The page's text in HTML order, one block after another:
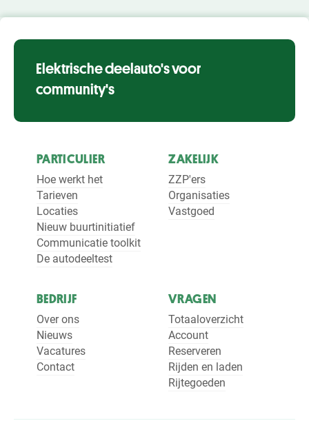
Elektrische deelauto's voor
community's
PARTICULIER
Hoe werkt het
Tarieven
Locaties
Nieuw buurtinitiatief
Communicatie toolkit
De autodeeltest
ZAKELIJK
ZZP'ers
Organisaties
Vastgoed
BEDRIJF
Over ons
Nieuws
Vacatures
Contact
VRAGEN
Totaaloverzicht
Account
Reserveren
Rijden en laden
Rijtegoeden